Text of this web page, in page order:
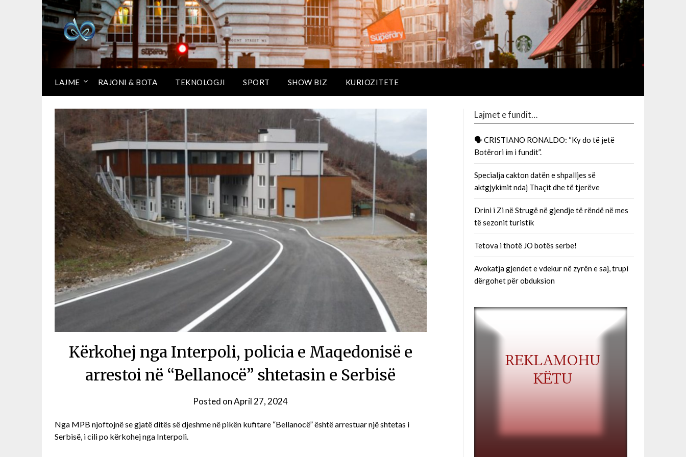
LAJME RAJONI & BOTA TEKNOLOGJI SPORT SHOW BIZ KURIOZITETE
Kërkohej nga Interpoli, policia e Maqedonisë e
arrestoi në “Bellanocë” shtetasin e Serbisë
Posted onApril 27, 2024
Nga MPB njoftojnë se gjatë ditës së djeshme në pikën kufitare “Bellanocë” është arrestuar një shtetas i
Serbisë, i cili po kërkohej nga Interpoli.
Lajmet e fundit…
🗣 CRISTIANO RONALDO: “Ky do të jetë
Botërori im i fundit”.
Specialja cakton datën e shpalljes së
aktgjykimit ndaj Thaçit dhe të tjerëve
Drini i Zi në Strugë në gjendje të rëndë në mes
të sezonit turistik
Tetova i thotë JO botës serbe!
Avokatja gjendet e vdekur në zyrën e saj, trupi
dërgohet për obduksion